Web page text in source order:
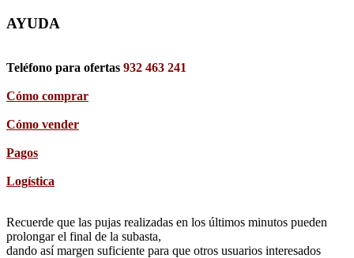
AYUDA
Teléfono para ofertas 932 463 241
Cómo comprar
Cómo vender
Pagos
Logística
Recuerde que las pujas realizadas en los últimos minutos pueden
prolongar el final de la subasta,
dando así margen suficiente para que otros usuarios interesados